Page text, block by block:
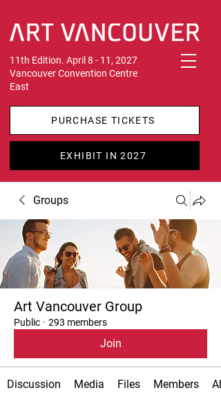
11th Edition. April 8 - 11, 2027
Vancouver Convention Centre
East
PURCHASE TICKETS
EXHIBIT IN 2027
Groups
Art Vancouver Group
Public · 293 members
Join
Discussion Media Files Members